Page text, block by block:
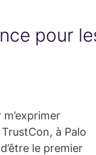
pour
à Palo
le premier